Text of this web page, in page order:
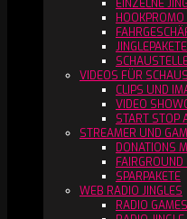
EINZELNE
JINGLEPAKETE
VIDEOS FÜR
CLIPS UND
VIDEO
START STOP
STREAMER UND
DONATIONS
FAIRGROUND
SPARPAKETE
WEB RADIO JINGLES
RADIO